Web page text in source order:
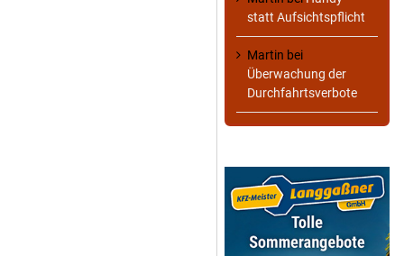
statt Aufsichtspflicht
Martin bei
Überwachung der
Durchfahrtsverbote